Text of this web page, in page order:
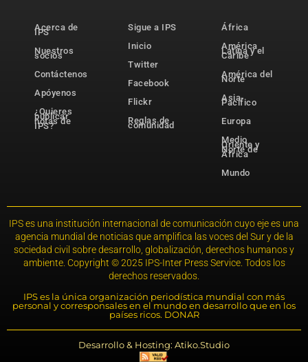
Acerca de
IPS
Nuestros
socios
Contáctenos
Apóyenos
¿Quieres
publicar
notas de
IPS?
Sigue a IPS
Inicio
Twitter
Facebook
Flickr
Reglas de
comunidad
África
América
Latina y el
Caribe
América del
Norte
Asia-
Pacífico
Europa
Medio
Oriente y
Norte de
África
Mundo
IPS es una institución internacional de comunicación cuyo eje es una
agencia mundial de noticias que amplifica las voces del Sur y de la
sociedad civil sobre desarrollo, globalización, derechos humanos y
ambiente. Copyright © 2025 IPS-Inter Press Service. Todos los
derechos reservados.
IPS es la única organización periodística mundial con más
personal y corresponsales en el mundo en desarrollo que en los
países ricos. DONAR
Desarrollo & Hosting: Atiko.Studio